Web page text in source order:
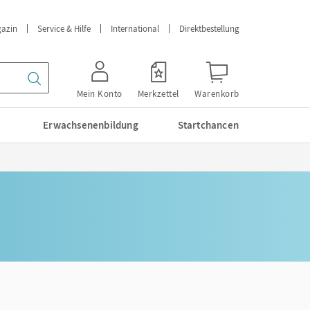
Service & Hilfe International Direktbestellung
Mein Konto Merkzettel Warenkorb
Erwachsenenbildung Startchancen